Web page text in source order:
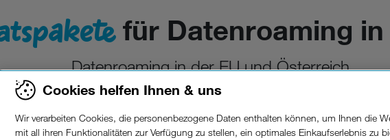
für Datenroaming in
Datenroaming in der EU und Österreich.
und Datenroaming Monatspaketen von Drei können Sie innerhalb der
Cookies helfen Ihnen & uns
Wir verarbeiten Cookies, die personenbezogene Daten enthalten können, um Ihnen die
mit all ihren Funktionalitäten zur Verfügung zu stellen, ein optimales Einkaufserlebnis zu